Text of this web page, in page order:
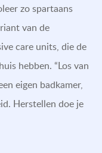
zo spartaans
van de
care units, die de
hebben. “Los van
eigen badkamer,
Herstellen doe je